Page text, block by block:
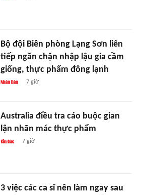
Bộ đội Biên phòng Lạng Sơn liên
tiếp ngăn chặn nhập lậu gia cầm
giống, thực phẩm đông lạnh
7 giờ
Australia điều tra cáo buộc gian
lận nhãn mác thực phẩm
7 giờ
3 việc các ca sĩ nên làm ngay sau